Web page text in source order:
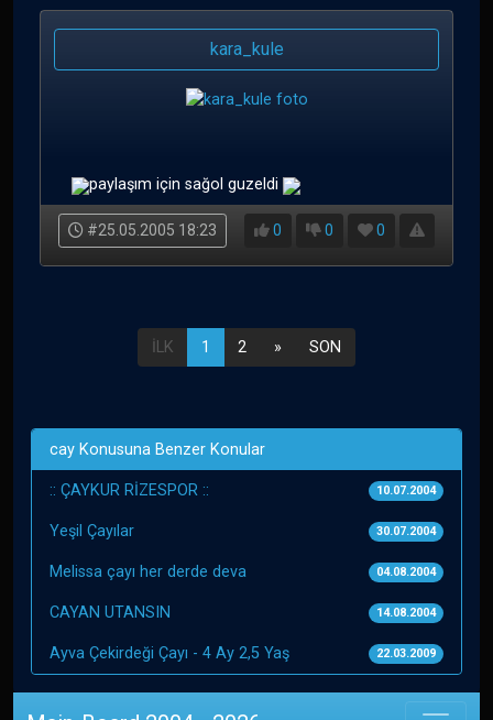
kara_kule
paylaşım için sağol guzeldi
#25.05.2005 18:23 0 0 0
İLK 1 2 » SON
cay Konusuna Benzer Konular
:: ÇAYKUR RİZESPOR :: 10.07.2004
Yeşil Çayılar 30.07.2004
Melissa çayı her derde deva 04.08.2004
CAYAN UTANSIN 14.08.2004
Ayva Çekirdeği Çayı - 4 Ay 2,5 Yaş 22.03.2009